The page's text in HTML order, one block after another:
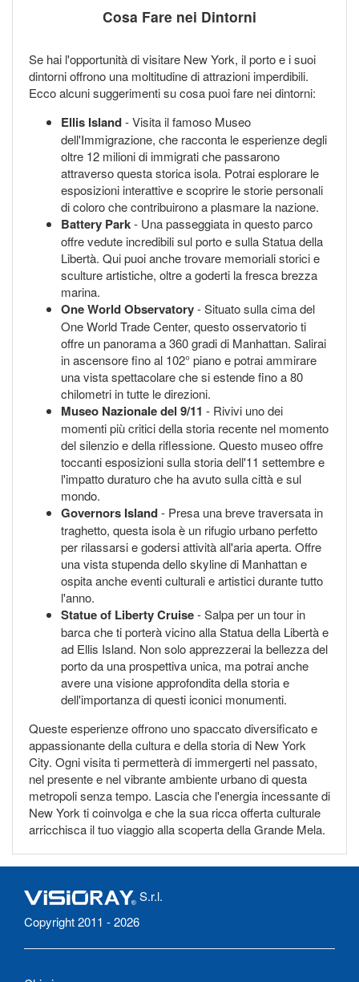
Cosa Fare nei Dintorni
Se hai l'opportunità di visitare New York, il porto e i suoi
dintorni offrono una moltitudine di attrazioni imperdibili.
Ecco alcuni suggerimenti su cosa puoi fare nei dintorni:
Ellis Island- Visita il famoso Museo
dell'Immigrazione, che racconta le esperienze degli
oltre 12 milioni di immigrati che passarono
attraverso questa storica isola. Potrai esplorare le
esposizioni interattive e scoprire le storie personali
di coloro che contribuirono a plasmare la nazione.
Battery Park- Una passeggiata in questo parco
offre vedute incredibili sul porto e sulla Statua della
Libertà. Qui puoi anche trovare memoriali storici e
sculture artistiche, oltre a goderti la fresca brezza
marina.
One World Observatory- Situato sulla cima del
One World Trade Center, questo osservatorio ti
offre un panorama a 360 gradi di Manhattan. Salirai
in ascensore fino al 102° piano e potrai ammirare
una vista spettacolare che si estende fino a 80
chilometri in tutte le direzioni.
Museo Nazionale del 9/11 - Rivivi uno dei
momenti più critici della storia recente nel momento
del silenzio e della riflessione. Questo museo offre
toccanti esposizioni sulla storia dell'11 settembre e
l'impatto duraturo che ha avuto sulla città e sul
mondo.
Governors Island- Presa una breve traversata in
traghetto, questa isola è un rifugio urbano perfetto
per rilassarsi e godersi attività all'aria aperta. Offre
una vista stupenda dello skyline di Manhattan e
ospita anche eventi culturali e artistici durante tutto
l'anno.
Statue of Liberty Cruise- Salpa per un tour in
barca che ti porterà vicino alla Statua della Libertà e
ad Ellis Island. Non solo apprezzerai la bellezza del
porto da una prospettiva unica, ma potrai anche
avere una visione approfondita della storia e
dell'importanza di questi iconici monumenti.
Queste esperienze offrono uno spaccato diversificato e
appassionante della cultura e della storia di New York
City. Ogni visita ti permetterà di immergerti nel passato,
nel presente e nel vibrante ambiente urbano di questa
metropoli senza tempo. Lascia che l'energia incessante di
New York ti coinvolga e che la sua ricca offerta culturale
arricchisca il tuo viaggio alla scoperta della Grande Mela.
S.r.l.
Copyright 2011 - 2026